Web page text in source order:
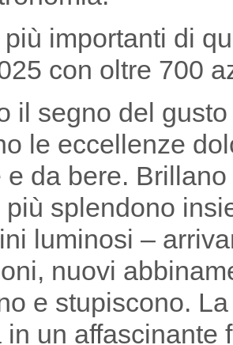
importanti di
con oltre 700
il segno del
le eccellenze
e da bere.
splendono
luminosi –
nuovi
e stupiscono.
in un affascinante